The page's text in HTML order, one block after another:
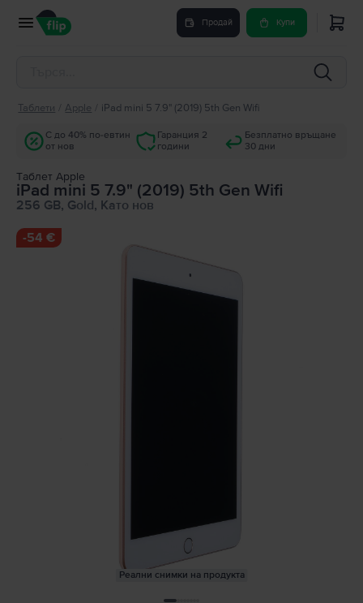
Продай Купи
Таблети Apple iPad mini 5 7.9" (2019) 5th Gen Wifi
С до 40% по-евтин
от нов
Гаранция 2
години
Безплатно връщане
30 дни
Tаблет Apple
iPad mini 5 7.9" (2019) 5th Gen Wifi
256 GB, Gold, Като нов
-54 €
Реални снимки на продукта